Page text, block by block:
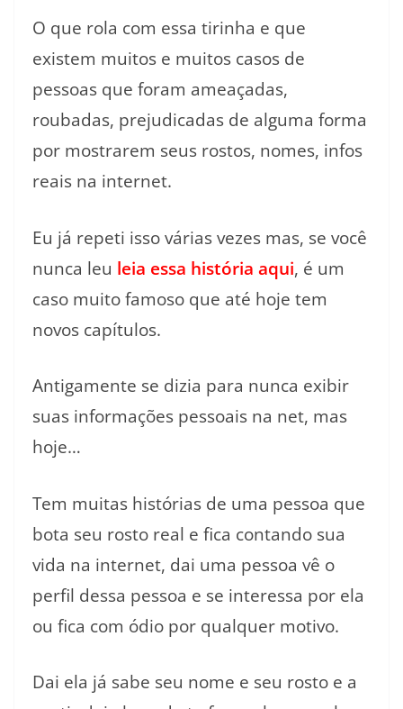
O que rola com essa tirinha e que
existem muitos e muitos casos de
pessoas que foram ameaçadas,
roubadas, prejudicadas de alguma forma
por mostrarem seus rostos, nomes, infos
reais na internet.
Eu já repeti isso várias vezes mas, se você
nunca leu leia essa história aqui, é um
caso muito famoso que até hoje tem
novos capítulos.
Antigamente se dizia para nunca exibir
suas informações pessoais na net, mas
hoje…
Tem muitas histórias de uma pessoa que
bota seu rosto real e fica contando sua
vida na internet, dai uma pessoa vê o
perfil dessa pessoa e se interessa por ela
ou fica com ódio por qualquer motivo.
Dai ela já sabe seu nome e seu rosto e a